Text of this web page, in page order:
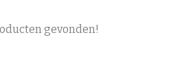
gevonden!